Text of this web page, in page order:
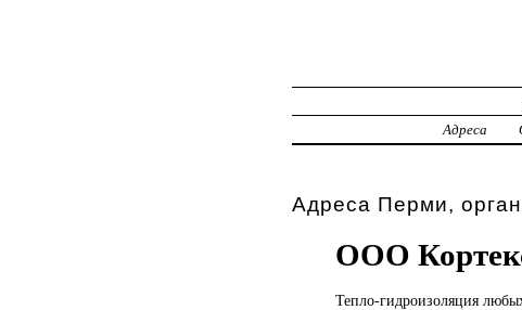
Адреса
Адреса Перми,
ООО
Тепло-гидроизоляция